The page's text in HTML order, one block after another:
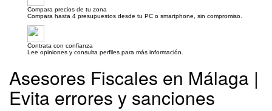
Compara precios de tu zona
Compara hasta 4 presupuestos desde tu PC o smartphone, sin compromiso.
Contrata con confianza
Lee opiniones y consulta perfiles para más información.
Asesores Fiscales en Málaga |
Evita errores y sanciones